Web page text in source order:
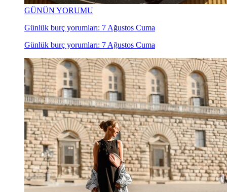
GÜNÜN YORUMU
Günlük burç yorumları: 7 Ağustos Cuma
Günlük burç yorumları: 7 Ağustos Cuma